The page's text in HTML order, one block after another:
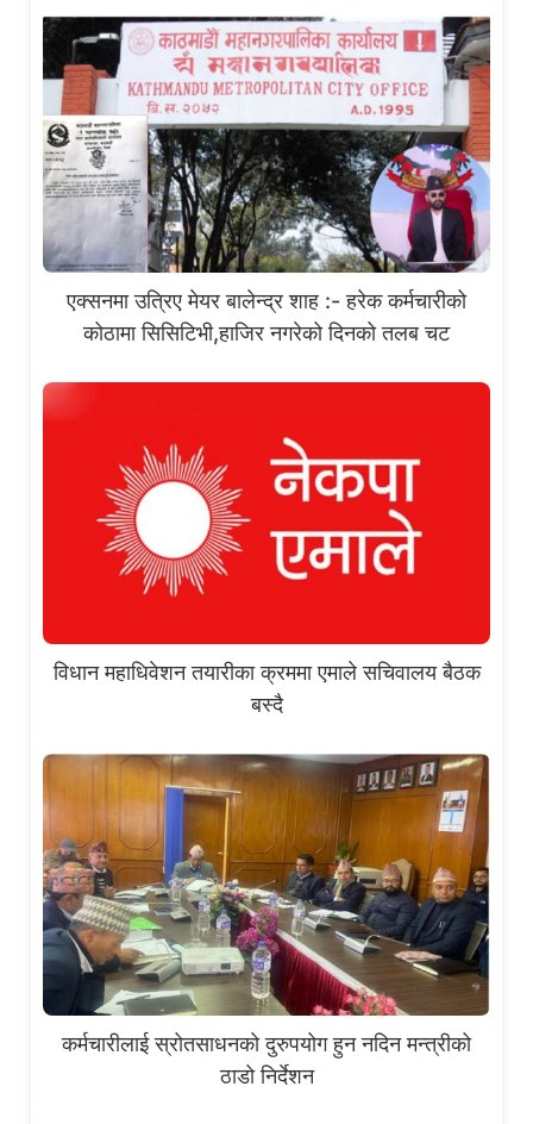
एक्सनमा उत्रिए मेयर बालेन्द्र शाह :- हरेक कर्मचारीको
कोठामा सिसिटिभी,हाजिर नगरेको दिनको तलब चट
विधान महाधिवेशन तयारीका क्रममा एमाले सचिवालय बैठक
बस्दै
कर्मचारीलाई स्रोतसाधनको दुरुपयोग हुन नदिन मन्त्रीको
ठाडो निर्देशन